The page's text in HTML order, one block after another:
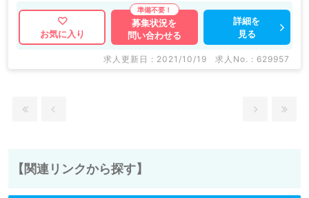
お気に入り
募集状況を
問い合わせる
詳細を
見る
求人更新日 : 2021/10/19 求人No. : 629957
【関連リンクから探す】